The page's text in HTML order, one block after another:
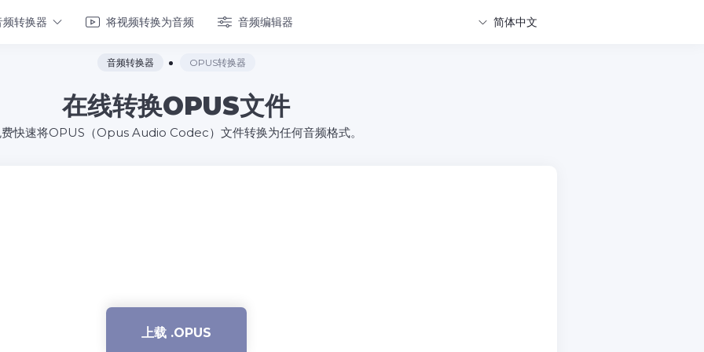
频转换器 将视频转换为音频 音频编辑器 简体中文
音频转换器 OPUS转换器
在线转换OPUS文件
快速将OPUS（Opus Audio Codec）文件转换为任何音频格式。
上载 .OPUS